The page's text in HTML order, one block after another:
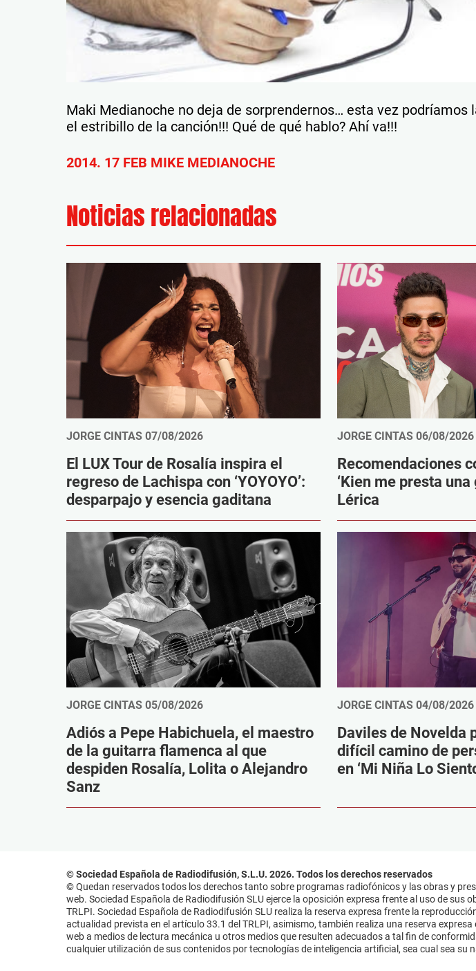
Maki Medianoche no deja de sorprendernos… esta vez podríamos
el estribillo de la canción!!! Qué de qué hablo? Ahí va!!!
2014. 17 FEB MIKE MEDIANOCHE
Noticias relacionadas
JORGE CINTAS 07/08/2026
El LUX Tour de Rosalía inspira el
regreso de Lachispa con ‘YOYOYO’:
desparpajo y esencia gaditana
JORGE CINTAS 06/08/2026
Recomendaciones
‘Kien me presta una
Lérica
JORGE CINTAS 05/08/2026
Adiós a Pepe Habichuela, el maestro
de la guitarra flamenca al que
despiden Rosalía, Lolita o Alejandro
Sanz
JORGE CINTAS 04/08/2026
Daviles de Novelda
difícil camino de
en ‘Mi Niña Lo
© Sociedad Española de Radiodifusión, S.L.U. 2026. Todos los derechos reservados
© Quedan reservados todos los derechos tanto sobre programas radiofónicos y las obras y
web. Sociedad Española de Radiodifusión SLU ejerce la oposición expresa frente al uso de
TRLPI. Sociedad Española de Radiodifusión SLU realiza la reserva expresa frente la
actualidad prevista en el artículo 33.1 del TRLPI, asimismo, también realiza una reserva
web a medios de lectura mecánica u otros medios que resulten adecuados a tal fin de
cualquier utilización de sus contenidos por tecnologías de inteligencia artificial, sea cual sea su